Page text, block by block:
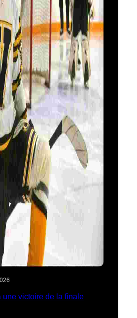
une victoire de la finale